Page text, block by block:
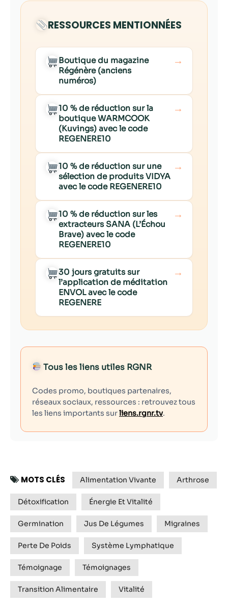
RESSOURCES MENTIONNÉES
Boutique du magazine
Régénère (anciens
numéros)
→
10 % de réduction sur la
boutique WARMCOOK
(Kuvings) avec le code
REGENERE10
→
10 % de réduction sur une
sélection de produits VIDYA
avec le code REGENERE10
→
10 % de réduction sur les
extracteurs SANA (L’Échou
Brave) avec le code
REGENERE10
→
30 jours gratuits sur
l’application de méditation
ENVOL avec le code
REGENERE
→
Tous les liens utiles RGNR
Codes promo, boutiques partenaires,
réseaux sociaux, ressources : retrouvez tous
les liens importants surliens.rgnr.tv.
MOTS CLÉS Alimentation Vivante Arthrose
Détoxification Énergie Et Vitalité
Germination Jus De Légumes Migraines
Perte De Poids Système Lymphatique
Témoignage Témoignages
Transition Alimentaire Vitalité